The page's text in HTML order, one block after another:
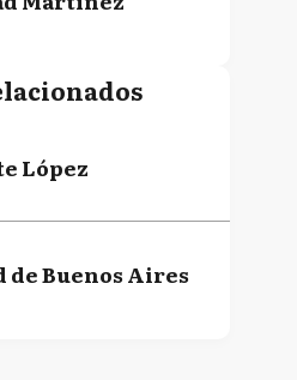
López
de Buenos Aires